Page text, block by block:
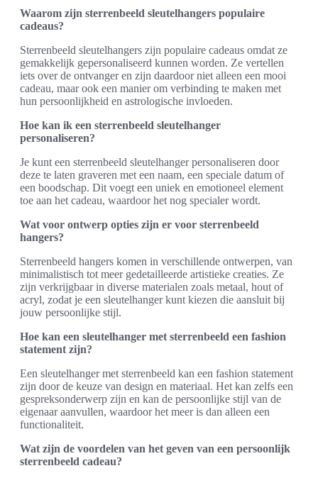
Waarom zijn sterrenbeeld sleutelhangers populaire
cadeaus?
Sterrenbeeld sleutelhangers zijn populaire cadeaus omdat ze
gemakkelijk gepersonaliseerd kunnen worden. Ze vertellen
iets over de ontvanger en zijn daardoor niet alleen een mooi
cadeau, maar ook een manier om verbinding te maken met
hun persoonlijkheid en astrologische invloeden.
Hoe kan ik een sterrenbeeld sleutelhanger
personaliseren?
Je kunt een sterrenbeeld sleutelhanger personaliseren door
deze te laten graveren met een naam, een speciale datum of
een boodschap. Dit voegt een uniek en emotioneel element
toe aan het cadeau, waardoor het nog specialer wordt.
Wat voor ontwerp opties zijn er voor sterrenbeeld
hangers?
Sterrenbeeld hangers komen in verschillende ontwerpen, van
minimalistisch tot meer gedetailleerde artistieke creaties. Ze
zijn verkrijgbaar in diverse materialen zoals metaal, hout of
acryl, zodat je een sleutelhanger kunt kiezen die aansluit bij
jouw persoonlijke stijl.
Hoe kan een sleutelhanger met sterrenbeeld een fashion
statement zijn?
Een sleutelhanger met sterrenbeeld kan een fashion statement
zijn door de keuze van design en materiaal. Het kan zelfs een
gespreksonderwerp zijn en kan de persoonlijke stijl van de
eigenaar aanvullen, waardoor het meer is dan alleen een
functionaliteit.
Wat zijn de voordelen van het geven van een persoonlijk
sterrenbeeld cadeau?